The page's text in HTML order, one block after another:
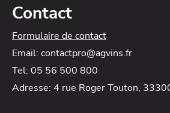
Contact
Formulaire de contact
Email: contactpro@agvins.fr
Tel: 05 56 500 800
Adresse: 4 rue Roger Touton,